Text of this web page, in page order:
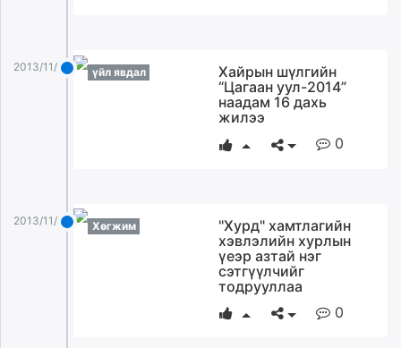
2013/11/25 үйл явдал
Хайрын шүлгийн
“Цагаан уул-2014”
наадам 16 дахь
жилээ
0
2013/11/25 Хөгжим
"Хурд" хамтлагийн
хэвлэлийн хурлын
үеэр азтай нэг
сэтгүүлчийг
тодрууллаа
0